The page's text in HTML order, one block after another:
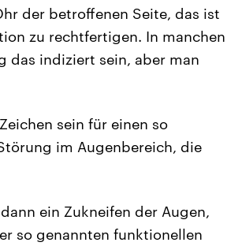
der betroffenen Seite, das ist
zu rechtfertigen. In manchen
das indiziert sein, aber man
sein für einen so
im Augenbereich, die
ein Zukneifen der Augen,
so genannten funktionellen